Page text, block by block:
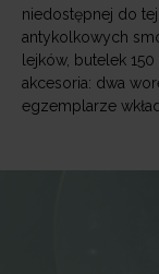
niedostępnej do
antykolkowych
lejków, butelek
akcesoria: dwa
egzemplarze